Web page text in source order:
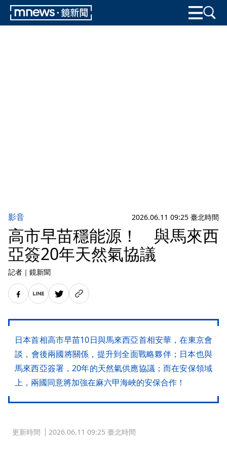
影音 2026.06.11 09:25 臺北時間
高市早苗穩能源！ 與馬來西
亞簽20年天然氣協議
記者 ｜ 鏡新聞
日本首相高市早苗10日與馬來西亞首相安華，在東京會
談，會後兩國將關係，提升到全面戰略夥伴；日本也與
馬來西亞簽署，20年的天然氣供應協議；而在安保領域
上，兩國同意將加強在麻六甲海峽的安保合作！
更新時間 2026.06.11 09:25 臺北時間